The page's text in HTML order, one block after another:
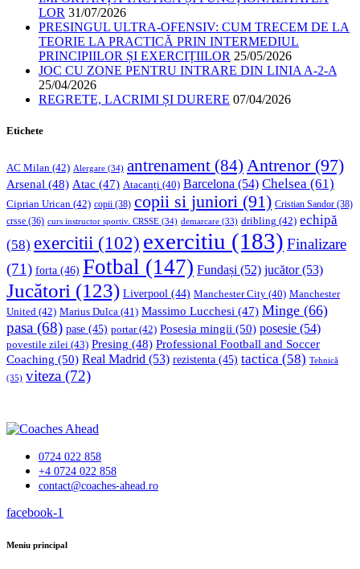
LOR 31/07/2026
PRESINGUL ULTRA-OFENSIV: CUM TRECEM DE LA
TEORIE LA PRACTICĂ PRIN INTERMEDIUL
PRINCIPIILOR ȘI EXERCIȚIILOR 25/05/2026
JOC CU ZONE PENTRU INTRARE DIN LINIA A-2-A
25/04/2026
REGRETE, LACRIMI ȘI DURERE 07/04/2026
Etichete
AC Milan (42) Alergare (34) antrenament (84) Antrenor(97)
Arsenal (48) Atac (47) Atacanți (40) Barcelona (54) Chelsea (61)
Ciprian Urican (42) copii (38) copii si juniori (91) Cristian Sandor (38)
crsse (36) curs instructor sportiv. CRSSE (34) demarcare (33) dribling (42) echipă
(58) exercitii (102) exercitiu (183) Finalizare
(71) forta (46) Fotbal (147) Fundași (52) jucător(53)
Jucători (123) Liverpool (44) Manchester City (40) Manchester
United (42) Marius Dulca (41) Massimo Lucchesi (47) Minge (66)
pasa (68) pase (45) portar(42) Posesia mingii (50) posesie (54)
povestile zilei (43) Presing (48) Professional Football and Soccer
Coaching (50) Real Madrid (53) rezistenta (45) tactica (58) Tehnică
(35) viteza (72)
0724 022 858
+4 0724 022 858
contact@coaches-ahead.ro
facebook-1
Meniu principal